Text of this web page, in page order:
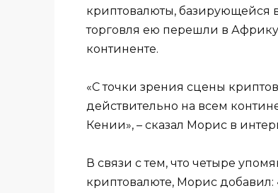
криптовалюты, базирующейся
торговля ею перешли в
континенте.
«С точки зрения сцены
действительно на всем
Кении», – сказал Морис в
В связи с тем, что четыре
криптовалюте, Морис